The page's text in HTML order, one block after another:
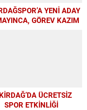
YENİ ADAY
GÖREV KAZIM
ÜCRETSİZ
SPOR ETKİNLİĞİ